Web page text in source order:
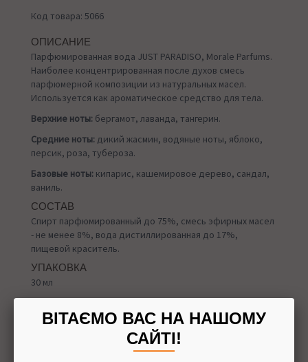
Код товара: 5066
ОПИСАНИЕ
Парфюмированная вода JUST PARADISO, Morale Parfums.
Наиболее концентрированная после духов смесь
парфюмерной композиции из натуральных масел.
Используется как ароматическое средство для тела.
Верхние ноты: бергамот, лаванда, тангерин.
Средние ноты: дикий жасмин, водяные ноты, яблоко,
персик, роза, тубероза.
Базовые ноты: кипарис, кашемировое дерево, сандал,
ваниль.
СОСТАВ
Спирт парфюмированный до 75%, смесь эфирных масел
- не менее 8%, вода дистиллированная до 17%,
пищевой краситель.
УПАКОВКА
30 мл
Назад вДухи
ВІТАЄМО ВАС НА НАШОМУ
САЙТІ!